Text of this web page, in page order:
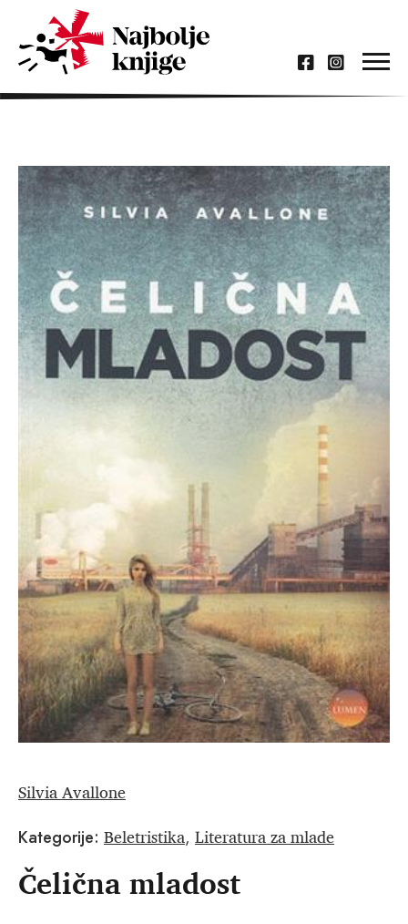
Silvia Avallone
Kategorije: Beletristika, Literatura za mlade
Čelična mladost